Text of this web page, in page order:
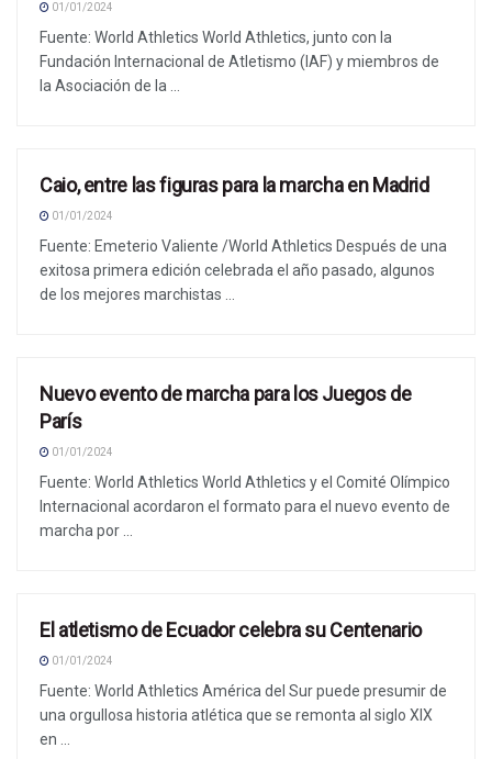
01/01/2024
Fuente: World Athletics World Athletics, junto con la
Fundación Internacional de Atletismo (IAF) y miembros de
la Asociación de la ...
NOTICIAS
Caio, entre las figuras para la marcha en Madrid
01/01/2024
Fuente: Emeterio Valiente /World Athletics Después de una
exitosa primera edición celebrada el año pasado, algunos
de los mejores marchistas ...
NOTICIAS
Nuevo evento de marcha para los Juegos de
París
01/01/2024
Fuente: World Athletics World Athletics y el Comité Olímpico
Internacional acordaron el formato para el nuevo evento de
marcha por ...
NOTICIAS
El atletismo de Ecuador celebra su Centenario
01/01/2024
Fuente: World Athletics América del Sur puede presumir de
una orgullosa historia atlética que se remonta al siglo XIX
en ...